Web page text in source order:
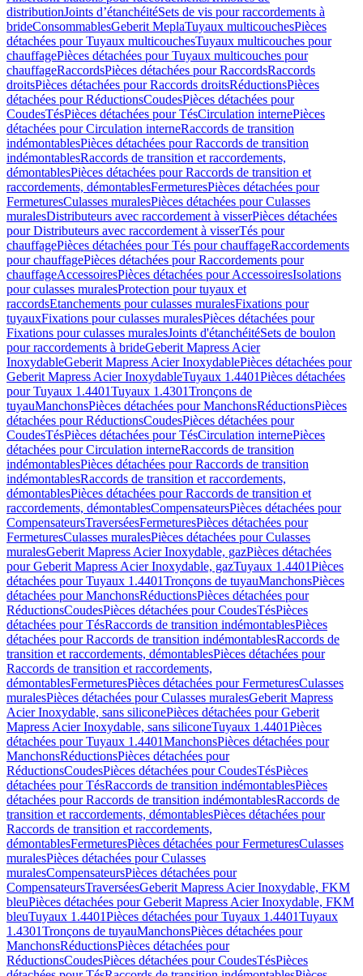
distributionJoints d’étanchéitéSets de vis pour raccordements à
brideConsommablesGeberit MeplaTuyaux multicouchesPièces
détachées pour Tuyaux multicouchesTuyaux multicouches pour
chauffagePièces détachées pour Tuyaux multicouches pour
chauffageRaccordsPièces détachées pour RaccordsRaccords
droitsPièces détachées pour Raccords droitsRéductionsPièces
détachées pour RéductionsCoudesPièces détachées pour
CoudesTésPièces détachées pour TésCirculation internePièces
détachées pour Circulation interneRaccords de transition
indémontablesPièces détachées pour Raccords de transition
indémontablesRaccords de transition et raccordements,
démontablesPièces détachées pour Raccords de transition et
raccordements, démontablesFermeturesPièces détachées pour
FermeturesCulasses muralesPièces détachées pour Culasses
muralesDistributeurs avec raccordement à visserPièces détachées
pour Distributeurs avec raccordement à visserTés pour
chauffagePièces détachées pour Tés pour chauffageRaccordements
pour chauffagePièces détachées pour Raccordements pour
chauffageAccessoiresPièces détachées pour AccessoiresIsolations
pour culasses muralesProtection pour tuyaux et
raccordsEtanchements pour culasses muralesFixations pour
tuyauxFixations pour culasses muralesPièces détachées pour
Fixations pour culasses muralesJoints d'étanchéitéSets de boulon
pour raccordements à brideGeberit Mapress Acier
InoxydableGeberit Mapress Acier InoxydablePièces détachées pour
Geberit Mapress Acier InoxydableTuyaux 1.4401Pièces détachées
pour Tuyaux 1.4401Tuyaux 1.4301Tronçons de
tuyauManchonsPièces détachées pour ManchonsRéductionsPièces
détachées pour RéductionsCoudesPièces détachées pour
CoudesTésPièces détachées pour TésCirculation internePièces
détachées pour Circulation interneRaccords de transition
indémontablesPièces détachées pour Raccords de transition
indémontablesRaccords de transition et raccordements,
démontablesPièces détachées pour Raccords de transition et
raccordements, démontablesCompensateursPièces détachées pour
CompensateursTraverséesFermeturesPièces détachées pour
FermeturesCulasses muralesPièces détachées pour Culasses
muralesGeberit Mapress Acier Inoxydable, gazPièces détachées
pour Geberit Mapress Acier Inoxydable, gazTuyaux 1.4401Pièces
détachées pour Tuyaux 1.4401Tronçons de tuyauManchonsPièces
détachées pour ManchonsRéductionsPièces détachées pour
RéductionsCoudesPièces détachées pour CoudesTésPièces
détachées pour TésRaccords de transition indémontablesPièces
détachées pour Raccords de transition indémontablesRaccords de
transition et raccordements, démontablesPièces détachées pour
Raccords de transition et raccordements,
démontablesFermeturesPièces détachées pour FermeturesCulasses
muralesPièces détachées pour Culasses muralesGeberit Mapress
Acier Inoxydable, sans siliconePièces détachées pour Geberit
Mapress Acier Inoxydable, sans siliconeTuyaux 1.4401Pièces
détachées pour Tuyaux 1.4401ManchonsPièces détachées pour
ManchonsRéductionsPièces détachées pour
RéductionsCoudesPièces détachées pour CoudesTésPièces
détachées pour TésRaccords de transition indémontablesPièces
détachées pour Raccords de transition indémontablesRaccords de
transition et raccordements, démontablesPièces détachées pour
Raccords de transition et raccordements,
démontablesFermeturesPièces détachées pour FermeturesCulasses
muralesPièces détachées pour Culasses
muralesCompensateursPièces détachées pour
CompensateursTraverséesGeberit Mapress Acier Inoxydable, FKM
bleuPièces détachées pour Geberit Mapress Acier Inoxydable, FKM
bleuTuyaux 1.4401Pièces détachées pour Tuyaux 1.4401Tuyaux
1.4301Tronçons de tuyauManchonsPièces détachées pour
ManchonsRéductionsPièces détachées pour
RéductionsCoudesPièces détachées pour CoudesTésPièces